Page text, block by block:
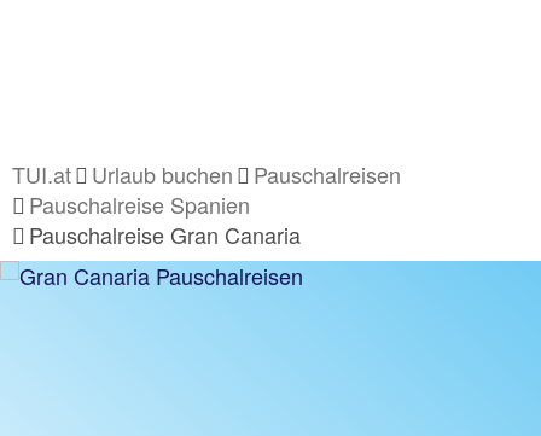
TUI.at Urlaub buchen
Pauschalreisen
Pauschalreise Spanien
Pauschalreise Gran Canaria
PAUSCHALURLAUB AUF GRAN
INKL.